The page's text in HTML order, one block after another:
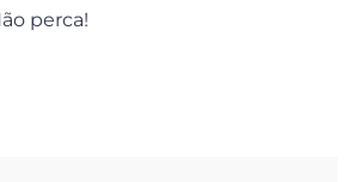
perca!